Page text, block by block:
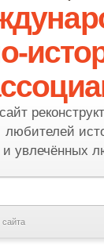
сайт
любителей
и увлечённых